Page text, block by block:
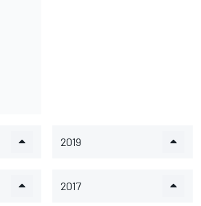
2019
2017